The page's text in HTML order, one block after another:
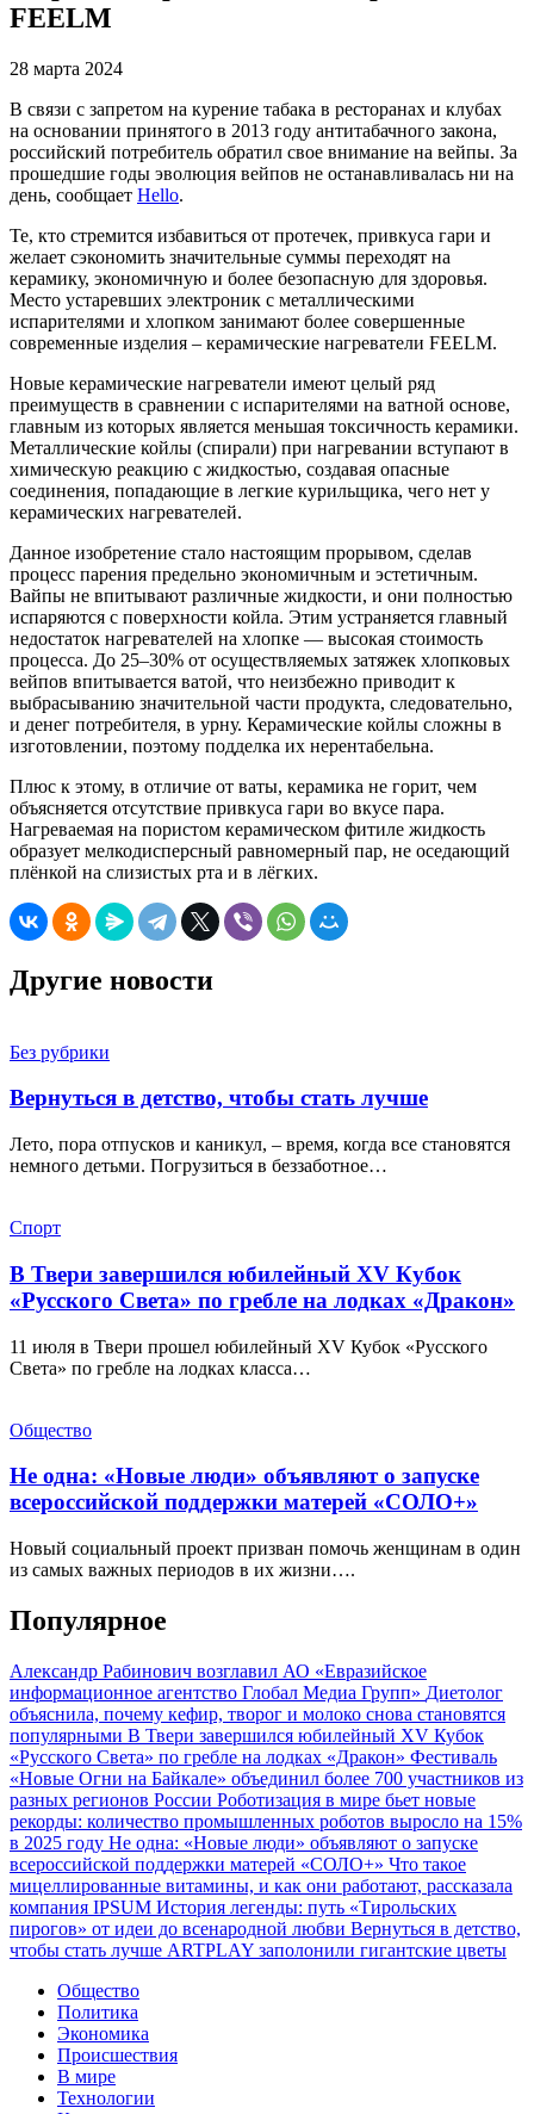
FEELM
28 марта 2024
В связи с запретом на курение табака в ресторанах и клубах
на основании принятого в 2013 году антитабачного закона,
российский потребитель обратил свое внимание на вейпы. За
прошедшие годы эволюция вейпов не останавливалась ни на
день, сообщает Hello.
Те, кто стремится избавиться от протечек, привкуса гари и
желает сэкономить значительные суммы переходят на
керамику, экономичную и более безопасную для здоровья.
Место устаревших электроник с металлическими
испарителями и хлопком занимают более совершенные
современные изделия – керамические нагреватели FEELM.
Новые керамические нагреватели имеют целый ряд
преимуществ в сравнении с испарителями на ватной основе,
главным из которых является меньшая токсичность керамики.
Металлические койлы (спирали) при нагревании вступают в
химическую реакцию с жидкостью, создавая опасные
соединения, попадающие в легкие курильщика, чего нет у
керамических нагревателей.
Данное изобретение стало настоящим прорывом, сделав
процесс парения предельно экономичным и эстетичным.
Вайпы не впитывают различные жидкости, и они полностью
испаряются с поверхности койла. Этим устраняется главный
недостаток нагревателей на хлопке — высокая стоимость
процесса. До 25–30% от осуществляемых затяжек хлопковых
вейпов впитывается ватой, что неизбежно приводит к
выбрасыванию значительной части продукта, следовательно,
и денег потребителя, в урну. Керамические койлы сложны в
изготовлении, поэтому подделка их нерентабельна.
Плюс к этому, в отличие от ваты, керамика не горит, чем
объясняется отсутствие привкуса гари во вкусе пара.
Нагреваемая на пористом керамическом фитиле жидкость
образует мелкодисперсный равномерный пар, не оседающий
плёнкой на слизистых рта и в лёгких.
Другие новости
Без рубрики
Вернуться в детство, чтобы стать лучше
Лето, пора отпусков и каникул, – время, когда все становятся
немного детьми. Погрузиться в беззаботное…
Спорт
В Твери завершился юбилейный XV Кубок
«Русского Света» по гребле на лодках «Дракон»
11 июля в Твери прошел юбилейный XV Кубок «Русского
Света» по гребле на лодках класса…
Общество
Не одна: «Новые люди» объявляют о запуске
всероссийской поддержки матерей «СОЛО+»
Новый социальный проект призван помочь женщинам в один
из самых важных периодов в их жизни….
Популярное
Александр Рабинович возглавил АО «Евразийское
информационное агентство Глобал Медиа Групп» Диетолог
объяснила, почему кефир, творог и молоко снова становятся
популярными В Твери завершился юбилейный XV Кубок
«Русского Света» по гребле на лодках «Дракон» Фестиваль
«Новые Огни на Байкале» объединил более 700 участников из
разных регионов России Роботизация в мире бьет новые
рекорды: количество промышленных роботов выросло на 15%
в 2025 году Не одна: «Новые люди» объявляют о запуске
всероссийской поддержки матерей «СОЛО+» Что такое
мицеллированные витамины, и как они работают, рассказала
компания IPSUM История легенды: путь «Тирольских
пирогов» от идеи до всенародной любви Вернуться в детство,
чтобы стать лучше ARTPLAY заполонили гигантские цветы
Общество
Политика
Экономика
Происшествия
В мире
Технологии